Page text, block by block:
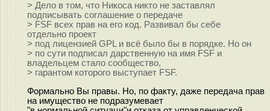
> Дело в том, что Никоса никто не заставлял
подписывать соглашение о передаче
> FSF всех прав на его код. Развивал бы себе
отдельно проект
> под лицензией GPL и всё было бы в порядке. Но он
> по сути подписал дарственную на имя FSF и
владельцем стало сообщество,
> гарантом которого выступает FSF.
Формально Вы правы. Но, по факту, даже передача прав
на имущество не подразумевает